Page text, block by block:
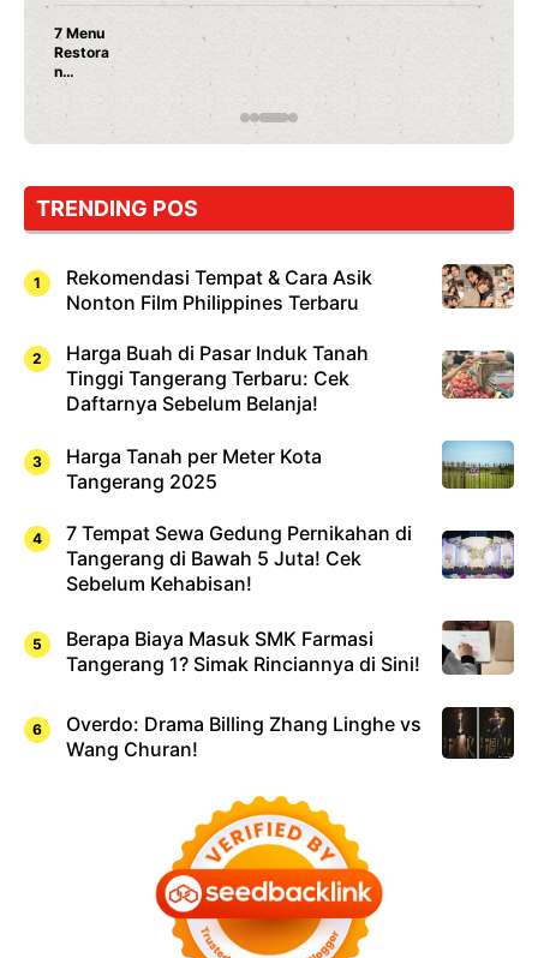
7 Menu
Restora
n
Jepang
yang
Dicoba,
Cuma
Sushi!
TRENDING POS
Rekomendasi Tempat & Cara Asik
Nonton Film Philippines Terbaru
Harga Buah di Pasar Induk Tanah
Tinggi Tangerang Terbaru: Cek
Daftarnya Sebelum Belanja!
Harga Tanah per Meter Kota
Tangerang 2025
7 Tempat Sewa Gedung Pernikahan di
Tangerang di Bawah 5 Juta! Cek
Sebelum Kehabisan!
Berapa Biaya Masuk SMK Farmasi
Tangerang 1? Simak Rinciannya di Sini!
Overdo: Drama Billing Zhang Linghe vs
Wang Churan!